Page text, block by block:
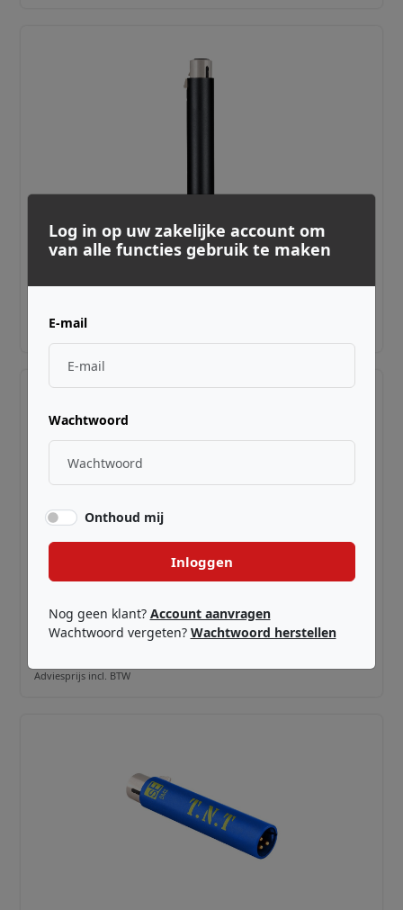
SE ELECTRONICS ·QRDM1BLK
DM1 DYNAMITE BLACK
€ 129,00
Adviesprijs incl. BTW
DM3
Adviesprijs incl. BTW
Log in op uw zakelijke account om
van alle functies gebruik te maken
E-mail
Wachtwoord
Onthoud mij
Inloggen
Nog geen klant? Account aanvragen
Wachtwoord vergeten? Wachtwoord herstellen